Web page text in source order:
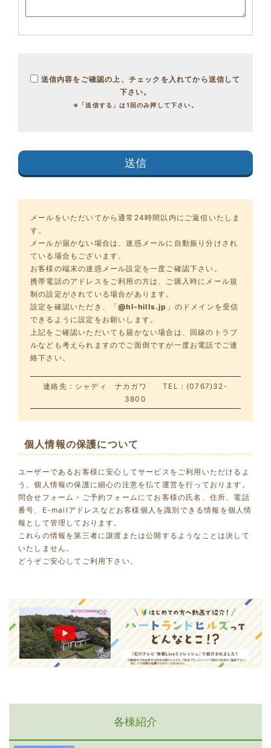
送信内容をご確認の上、チェックを入れてから送信して
下さい。
※「送信する」は1回のみ押して下さい。
メールをいただいてから通常24時間以内にご返信いたしま
す。
メールが届かない場合は、迷惑メールに自動振り分けされ
ている場合もございます。
お客様の端末の迷惑メール設定を一度ご確認下さい。
携帯電話のアドレスをご利用の方は、ご購入時にメール規
制の設定がされている場合があります。
設定を確認いただき、「@hl-hills.jp 」のドメインを受信
できるように設定をお願いします。
上記をご確認いただいても届かない場合は、回線のトラブ
ルなども考えられますのでご面倒ですが一度お電話でご連
絡下さい。
連絡先：シャディ ナカガワ TEL：(0767)32-
3800
個人情報の保護について
ユーザーであるお客様に安心してサービスをご利用いただけるよ
う、個人情報の保護に細心の注意を払て運営を行っております。
問合せフォーム・ご予約フォームにてお客様の氏名、住所、電話
番号、E-mailアドレスなどお客様個人を識別できる情報を個人情
報として管理しております。
これらの情報を第三者に譲渡または公開するようなことは決して
いたしません。
どうぞご安心してご利用下さい。
各棟紹介